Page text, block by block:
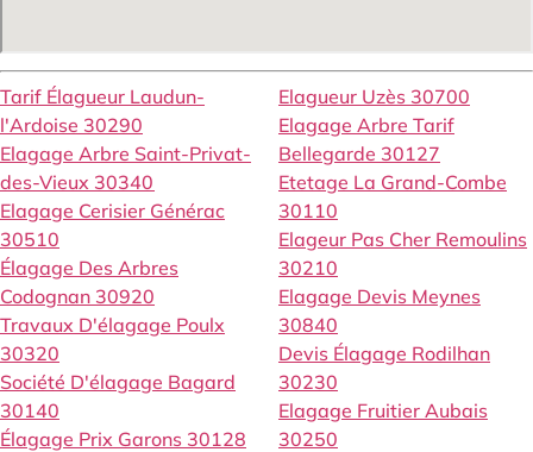
Tarif Élagueur Laudun-
l'Ardoise 30290
Elagage Arbre Saint-Privat-
des-Vieux 30340
Elagage Cerisier Générac
30510
Élagage Des Arbres
Codognan 30920
Travaux D'élagage Poulx
30320
Société D'élagage Bagard
30140
Élagage Prix Garons 30128
Elagueur Uzès 30700
Elagage Arbre Tarif
Bellegarde 30127
Etetage La Grand-Combe
30110
Elageur Pas Cher Remoulins
30210
Elagage Devis Meynes
30840
Devis Élagage Rodilhan
30230
Elagage Fruitier Aubais
30250